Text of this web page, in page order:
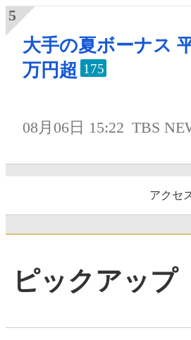
大手の夏ボーナス
万円超 175
08月06日 15:22 TBS
アクセ
ピックアップ